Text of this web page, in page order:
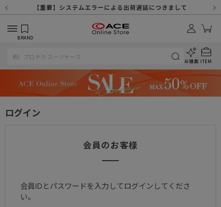
【重要】システムエラーによる出荷遅延につきまして
【重要】8/11（火・祝）休業及び配送スケジュールについて
【重要】令和８年熊本地震に伴う配送への影響について
【重要】納品書・領収書ペーパーレス化（電子化）のお知らせ
【重要】天候不良や交通状況・物量増等に伴う配送への影響について
【重要】悪質な詐欺サイトにご注意ください
【重要】各種メールが届かない場合に関しまして
【重要】お問い合わせのご対応に関しまして
【重要】SNSのなりすまし詐欺にご注意ください
BRAND
AI検索 ITEM
ログイン
会員のお客様
会員IDとパスワードを入力してログインしてくださ
い。